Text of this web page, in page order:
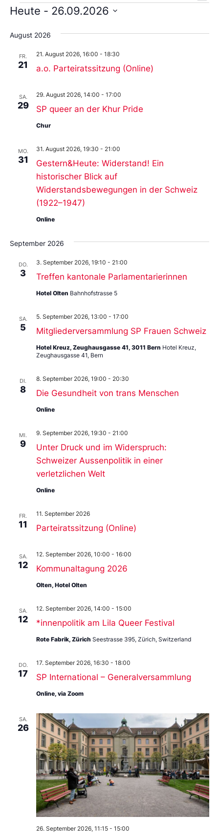
Heute - 26.09.2026
wählen.
August 2026
FR.
21 a.o. Parteiratssitzung (Online)
21. August 2026, 16:00 - 18:30
SA.
29 SP queer an der Khur Pride
29. August 2026, 14:00 - 17:00
Chur
MO.
31
Gestern&Heute: Widerstand! Ein
historischer Blick auf
Widerstandsbewegungen in der Schweiz
(1922–1947)
31. August 2026, 19:30 - 21:00
Online
September 2026
DO.
3 Treffen kantonale Parlamentarierinnen
3. September 2026, 19:10 - 21:00
Hotel Olten Bahnhofstrasse 5
SA.
5 Mitgliederversammlung SP Frauen Schweiz
5. September 2026, 13:00 - 17:00
Hotel Kreuz, Zeughausgasse 41, 3011 Bern Hotel Kreuz,
Zeughausgasse 41, Bern
DI.
8 Die Gesundheit von trans Menschen
8. September 2026, 19:00 - 20:30
Online
MI.
9
Unter Druck und im Widerspruch:
Schweizer Aussenpolitik in einer
verletzlichen Welt
9. September 2026, 19:30 - 21:00
Online
FR.
11 Parteiratssitzung (Online)
11. September 2026
SA.
12 Kommunaltagung 2026
12. September 2026, 10:00 - 16:00
Olten, Hotel Olten
SA.
12 *innenpolitik am Lila Queer Festival
12. September 2026, 14:00 - 15:00
Rote Fabrik, Zürich Seestrasse 395, Zürich, Switzerland
DO.
17 SP International – Generalversammlung
17. September 2026, 16:30 - 18:00
Online, via Zoom
SA.
26
26. September 2026, 11:15 - 15:00